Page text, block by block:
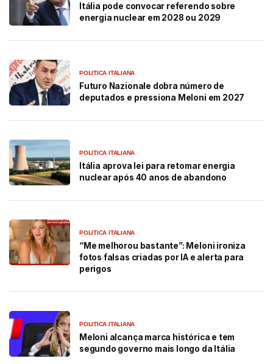
Itália pode convocar referendo sobre
energia nuclear em 2028 ou 2029
POLITICA ITALIANA
Futuro Nazionale dobra número de
deputados e pressiona Meloni em 2027
POLITICA ITALIANA
Itália aprova lei para retomar energia
nuclear após 40 anos de abandono
POLITICA ITALIANA
“Me melhorou bastante”: Meloni ironiza
fotos falsas criadas por IA e alerta para
perigos
POLITICA ITALIANA
Meloni alcança marca histórica e tem
segundo governo mais longo da Itália